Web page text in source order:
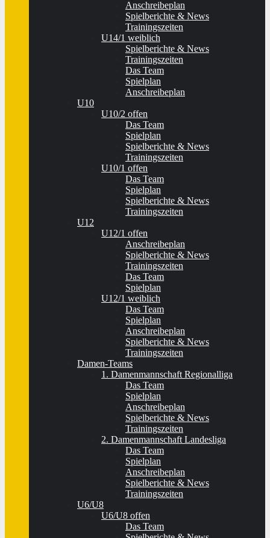
Anschreibeplan
Spielberichte & News
Trainingszeiten
U14/1 weiblich
Spielberichte & News
Trainingszeiten
Das Team
Spielplan
Anschreibeplan
U10
U10/2 offen
Das Team
Spielplan
Spielberichte & News
Trainingszeiten
U10/1 offen
Das Team
Spielplan
Spielberichte & News
Trainingszeiten
U12
U12/1 offen
Anschreibeplan
Spielberichte & News
Trainingszeiten
Das Team
Spielplan
U12/1 weiblich
Das Team
Spielplan
Anschreibeplan
Spielberichte & News
Trainingszeiten
Damen-Teams
1. Damenmannschaft Regionalliga
Das Team
Spielplan
Anschreibeplan
Spielberichte & News
Trainingszeiten
2. Damenmannschaft Landesliga
Das Team
Spielplan
Anschreibeplan
Spielberichte & News
Trainingszeiten
U6/U8
U6/U8 offen
Das Team